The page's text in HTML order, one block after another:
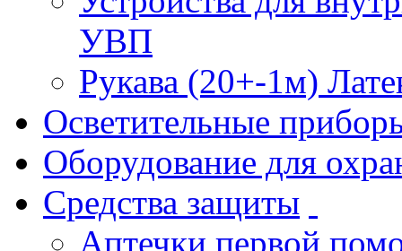
УВП
Рукава (20+-1м)
Осветительные
Оборудование для
Средства защиты
Аптечки первой